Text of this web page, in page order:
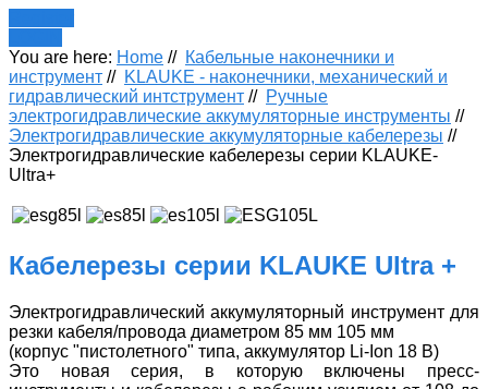
You are here: Home // Кабельные наконечники и
инструмент // KLAUKE - наконечники, механический и
гидравлический интструмент // Ручные
электрогидравлические аккумуляторные инструменты //
Электрогидравлические аккумуляторные кабелерезы //
Электрогидравлические кабелерезы серии KLAUKE-
Ultra+
Кабелерезы серии KLAUKE Ultra +
Электрогидравлический аккумуляторный инструмент для
резки кабеля/провода диаметром 85 мм 105 мм
(корпус "пистолетного" типа, аккумулятор Li-Ion 18 В)
Это новая серия, в которую включены пресс-